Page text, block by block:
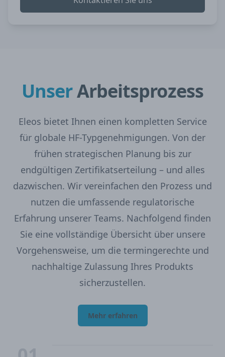
UnserArbeitsprozess
Eleos bietet Ihnen einen kompletten Service
für globale HF-Typgenehmigungen. Von der
frühen strategischen Planung bis zur
endgültigen Zertifikatserteilung – und alles
dazwischen. Wir vereinfachen den Prozess und
nutzen die umfassende regulatorische
Erfahrung unserer Teams. Nachfolgend finden
Sie eine vollständige Übersicht über unsere
Vorgehensweise, um die termingerechte und
nachhaltige Zulassung Ihres Produkts
sicherzustellen.
Mehr erfahren